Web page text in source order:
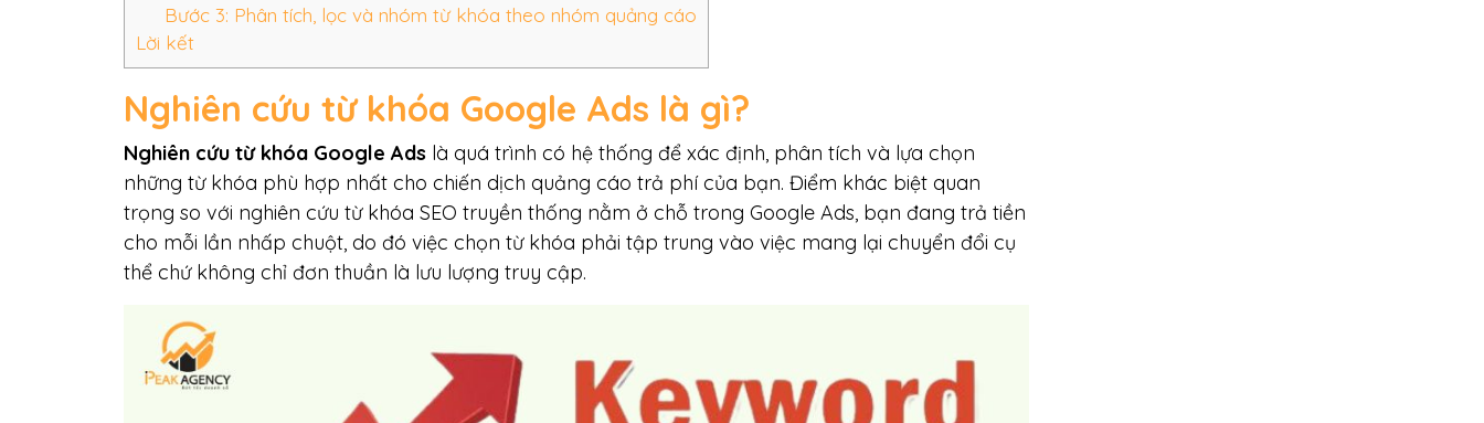
Bước 3: Phân tích, lọc và nhóm từ khóa theo nhóm quảng cáo
Lời kết
Nghiên cứu từ khóa Google Ads là gì?
Nghiên cứu từ khóa Google Ads là quá trình có hệ thống để xác định, phân tích và lựa chọn
những từ khóa phù hợp nhất cho chiến dịch quảng cáo trả phí của bạn. Điểm khác biệt quan
trọng so với nghiên cứu từ khóa SEO truyền thống nằm ở chỗ trong Google Ads, bạn đang trả tiền
cho mỗi lần nhấp chuột, do đó việc chọn từ khóa phải tập trung vào việc mang lại chuyển đổi cụ
thể chứ không chỉ đơn thuần là lưu lượng truy cập.